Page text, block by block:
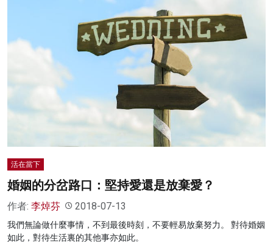
活在當下
婚姻的分岔路口：堅持愛還是放棄愛？
作者: 李焯芬 2018-07-13
我們無論做什麼事情，不到最後時刻，不要輕易放棄努力。 對待婚姻
如此，對待生活裏的其他事亦如此。